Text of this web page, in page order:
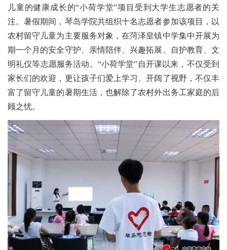
儿童的健康成长的“小荷学堂”项目受到大学生志愿者的关
注。暑假期间，琴岛学院共组织十名志愿者参加该项目，以
农村留守儿童为主要服务对象，在菏泽皇镇中学集中开展为
期一个月的安全守护、亲情陪伴、兴趣拓展、自护教育、文
明礼仪等志愿服务活动。“小荷学堂”自开课以来，不仅受到
家长们的欢迎，更让孩子们爱上学习、开阔了视野，不仅丰
富了留守儿童的暑期生活，也解除了农村外出务工家庭的后
顾之忧。